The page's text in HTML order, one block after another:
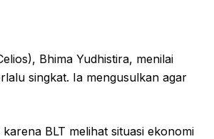
Bhima Yudhistira, menilai
singkat. Ia mengusulkan agar
BLT melihat situasi ekonomi